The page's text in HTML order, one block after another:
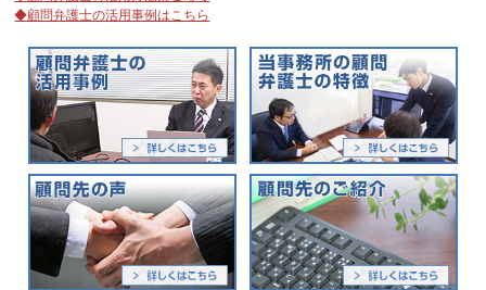
◆顧問弁護士の活用事例はこちら